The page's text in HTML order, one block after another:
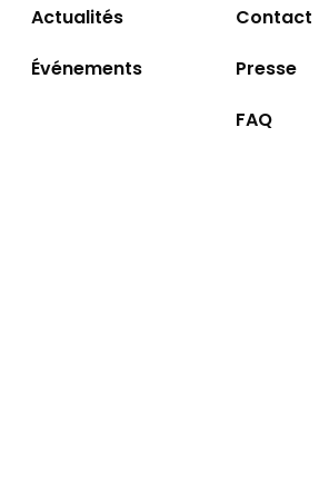
Actualités
Événements
Contact
Presse
FAQ